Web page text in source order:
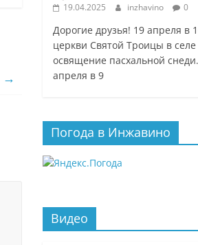
→
19.04.2025 inzhavino 0
Дорогие друзья! 19 апреля в
церкви Святой Троицы в селе
освящение пасхальной
апреля в 9
Погода в Инжавино
Видео